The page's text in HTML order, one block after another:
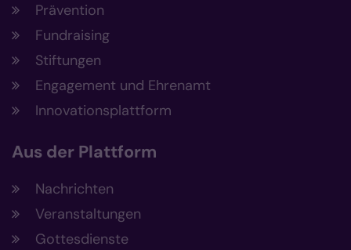
Prävention
Fundraising
Stiftungen
Engagement und Ehrenamt
Innovationsplattform
Aus der Plattform
Nachrichten
Veranstaltungen
Gottesdienste